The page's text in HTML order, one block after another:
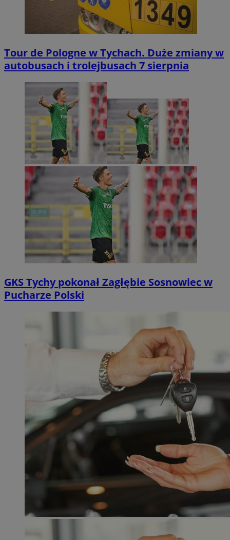
Tour de Pologne w Tychach. Duże zmiany w
autobusach i trolejbusach 7 sierpnia
GKS Tychy pokonał Zagłębie Sosnowiec w
Pucharze Polski